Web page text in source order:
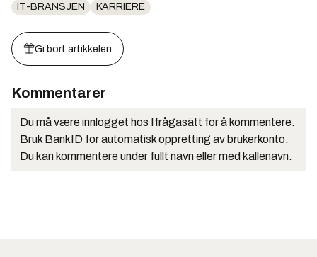
IT-BRANSJEN KARRIERE
Gi bort artikkelen
Kommentarer
Du må være innlogget hos Ifrågasätt for å kommentere.
Bruk BankID for automatisk oppretting av brukerkonto.
Du kan kommentere under fullt navn eller med kallenavn.